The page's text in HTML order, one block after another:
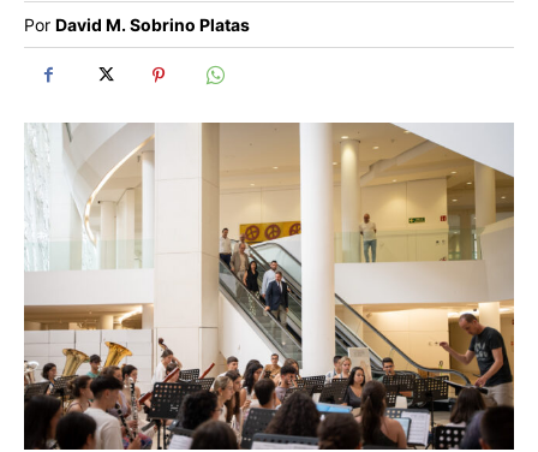
Por David M. Sobrino Platas